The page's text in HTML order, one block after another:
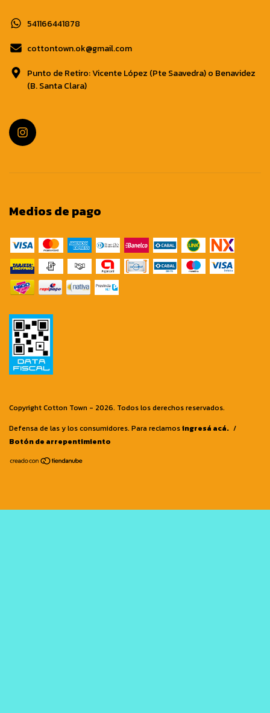
541166441878
cottontown.ok@gmail.com
Punto de Retiro: Vicente López (Pte Saavedra) o Benavidez
(B. Santa Clara)
Medios de pago
Copyright Cotton Town - 2026. Todos los derechos reservados.
Defensa de las y los consumidores. Para reclamosingresá acá. /
Botón de arrepentimiento